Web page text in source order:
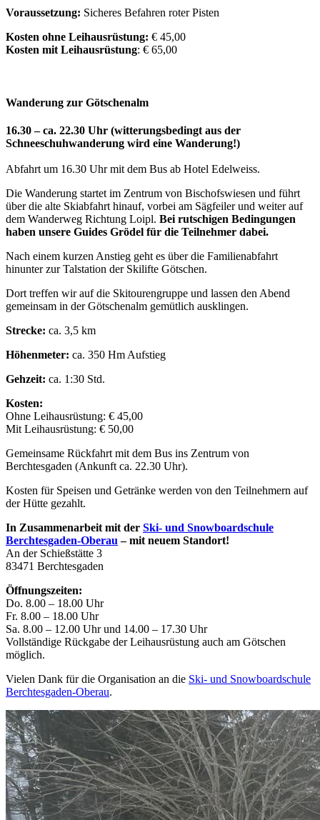
Voraussetzung: Sicheres Befahren roter Pisten
Kosten ohne Leihausrüstung: € 45,00
Kosten mit Leihausrüstung: € 65,00
Wanderung zur Götschenalm
16.30 – ca. 22.30 Uhr (witterungsbedingt aus der
Schneeschuhwanderung wird eine Wanderung!)
Abfahrt um 16.30 Uhr mit dem Bus ab Hotel Edelweiss.
Die Wanderung startet im Zentrum von Bischofswiesen und führt
über die alte Skiabfahrt hinauf, vorbei am Sägfeiler und weiter auf
dem Wanderweg Richtung Loipl. Bei rutschigen Bedingungen
haben unsere Guides Grödel für die Teilnehmer dabei.
Nach einem kurzen Anstieg geht es über die Familienabfahrt
hinunter zur Talstation der Skilifte Götschen.
Dort treffen wir auf die Skitourengruppe und lassen den Abend
gemeinsam in der Götschenalm gemütlich ausklingen.
Strecke: ca. 3,5 km
Höhenmeter: ca. 350 Hm Aufstieg
Gehzeit: ca. 1:30 Std.
Kosten:
Ohne Leihausrüstung: € 45,00
Mit Leihausrüstung: € 50,00
Gemeinsame Rückfahrt mit dem Bus ins Zentrum von
Berchtesgaden (Ankunft ca. 22.30 Uhr).
Kosten für Speisen und Getränke werden von den Teilnehmern auf
der Hütte gezahlt.
In Zusammenarbeit mit der Ski- und Snowboardschule
Berchtesgaden-Oberau – mit neuem Standort!
An der Schießstätte 3
83471 Berchtesgaden
Öffnungszeiten:
Do. 8.00 – 18.00 Uhr
Fr. 8.00 – 18.00 Uhr
Sa. 8.00 – 12.00 Uhr und 14.00 – 17.30 Uhr
Vollständige Rückgabe der Leihausrüstung auch am Götschen
möglich.
Vielen Dank für die Organisation an die Ski- und Snowboardschule
Berchtesgaden-Oberau.